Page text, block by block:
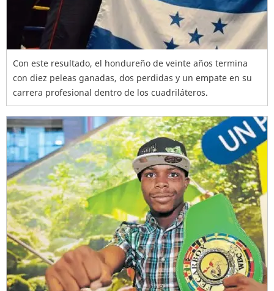
Con este resultado, el hondureño de veinte años termina
con diez peleas ganadas, dos perdidas y un empate en su
carrera profesional dentro de los cuadriláteros.